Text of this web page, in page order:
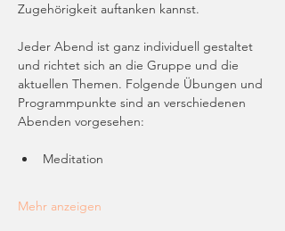
Zugehörigkeit auftanken kannst.
Jeder Abend ist ganz individuell gestaltet
und richtet sich an die Gruppe und die
aktuellen Themen. Folgende Übungen und
Programmpunkte sind an verschiedenen
Abenden vorgesehen:
Meditation
Mehr anzeigen